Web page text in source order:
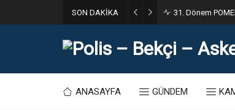
SON DAKİKA 31. Dönem
ANASAYFA GÜNDEM